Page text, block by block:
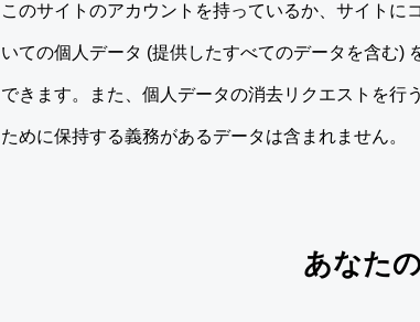
このサイトのアカウントを持っているか、サイト
いての個人データ (提供したすべてのデータを含む)
できます。また、個人データの消去リクエストを
ために保持する義務があるデータは含まれません。
あなた